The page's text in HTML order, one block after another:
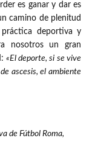
es ganar y dar es
camino de plenitud
práctica deportiva y
nosotros un gran
«El deporte, si se vive
ascesis, el ambiente
de Fútbol Roma,